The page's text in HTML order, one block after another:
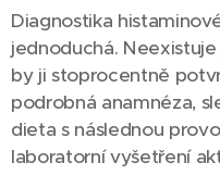
Diagnostika
jednoduchá.
by ji stoprocentně
podrobná anamnéza,
dieta s následnou
laboratorní vyšetření